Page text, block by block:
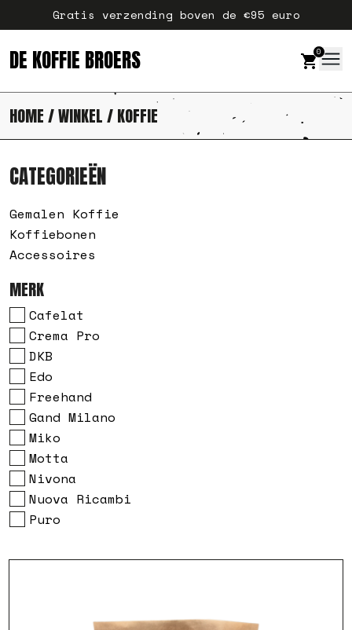
Ga naar de inhoud
Gratis verzending boven de €95 euro
DE KOFFIE BROERS 0
HOME/WINKEL/ KOFFIE
CATEGORIEËN
Gemalen Koffie
Koffiebonen
Accessoires
MERK
Cafelat
Crema Pro
DKB
Edo
Freehand
Gand Milano
Miko
Motta
Nivona
Nuova Ricambi
Puro